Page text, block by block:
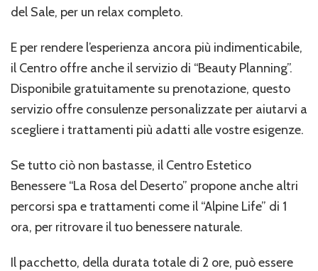
del Sale, per un relax completo.
E per rendere l’esperienza ancora più indimenticabile,
il Centro offre anche il servizio di “Beauty Planning”.
Disponibile gratuitamente su prenotazione, questo
servizio offre consulenze personalizzate per aiutarvi a
scegliere i trattamenti più adatti alle vostre esigenze.
Se tutto ciò non bastasse, il Centro Estetico
Benessere “La Rosa del Deserto” propone anche altri
percorsi spa e trattamenti come il “Alpine Life” di 1
ora, per ritrovare il tuo benessere naturale.
Il pacchetto, della durata totale di 2 ore, può essere